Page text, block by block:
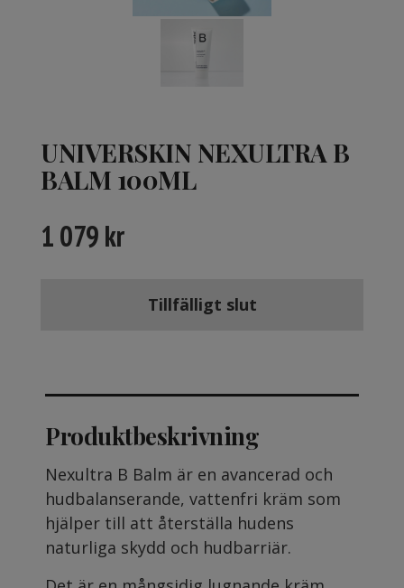
UNIVERSKIN NEXULTRA B
BALM 100ML
1 079kr
Tillfälligt slut
Produktbeskrivning
Nexultra B Balm är en avancerad och
hudbalanserande, vattenfri kräm som
hjälper till att återställa hudens
naturliga skydd och hudbarriär.